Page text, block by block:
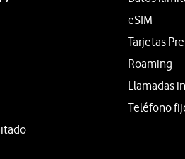
eSIM
Tarjetas
Roaming
Llamadas
Teléfono